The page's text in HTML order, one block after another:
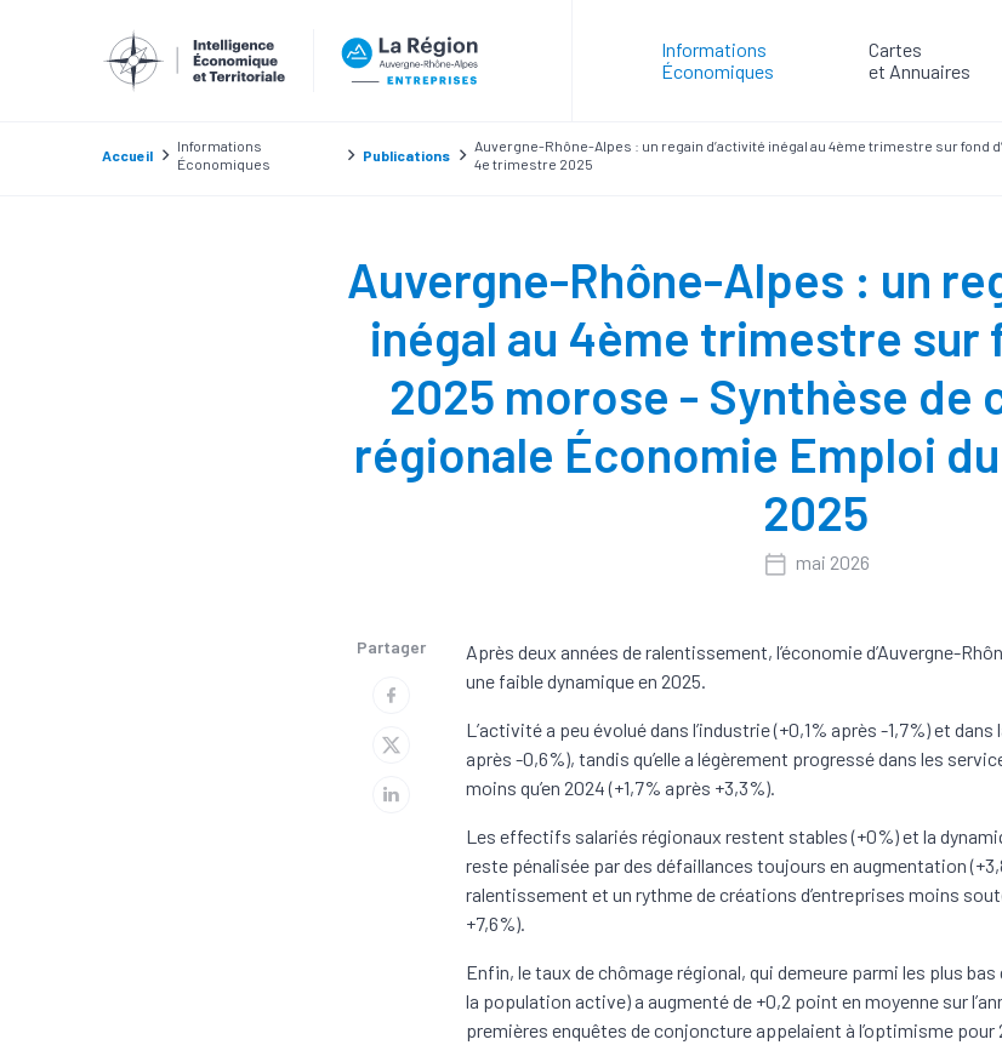
Informations
Économiques
Cartes
et Annuaires
Accueil
Informations
Économiques
Publications
Auvergne-Rhône-Alpes : un regain d’activité inégal au 4ème trimestre sur
4e trimestre 2025
Auvergne-Rhône-Alpes : un
inégal au 4ème trimestre sur
2025 morose - Synthèse de
régionale Économie Emploi
2025
mai 2026
Partager
Après deux années de ralentissement, l’économie d’Auvergne-
une faible dynamique en 2025.
L’activité a peu évolué dans l’industrie (+0,1% après -1,7%) et
après -0,6%), tandis qu’elle a légèrement progressé dans les
moins qu’en 2024 (+1,7% après +3,3%).
Les effectifs salariés régionaux restent stables (+0%) et la
reste pénalisée par des défaillances toujours en augmentation
ralentissement et un rythme de créations d’entreprises moins
+7,6%).
Enfin, le taux de chômage régional, qui demeure parmi les plus bas
la population active) a augmenté de +0,2 point en moyenne sur
premières enquêtes de conjoncture appelaient à l’optimisme pour